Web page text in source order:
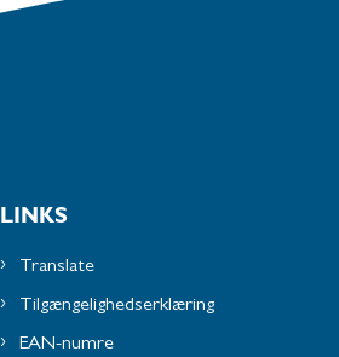
LINKS
Translate
Tilgængelighedserklæring
EAN-numre